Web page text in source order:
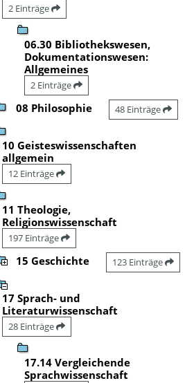
2 Einträge
06.30 Bibliothekswesen,
Dokumentationswesen:
Allgemeines
2 Einträge
08 Philosophie 48 Einträge
10 Geisteswissenschaften
allgemein
12 Einträge
11 Theologie,
Religionswissenschaft
197 Einträge
15 Geschichte 123 Einträge
17 Sprach- und
Literaturwissenschaft
28 Einträge
17.14 Vergleichende
Sprachwissenschaft